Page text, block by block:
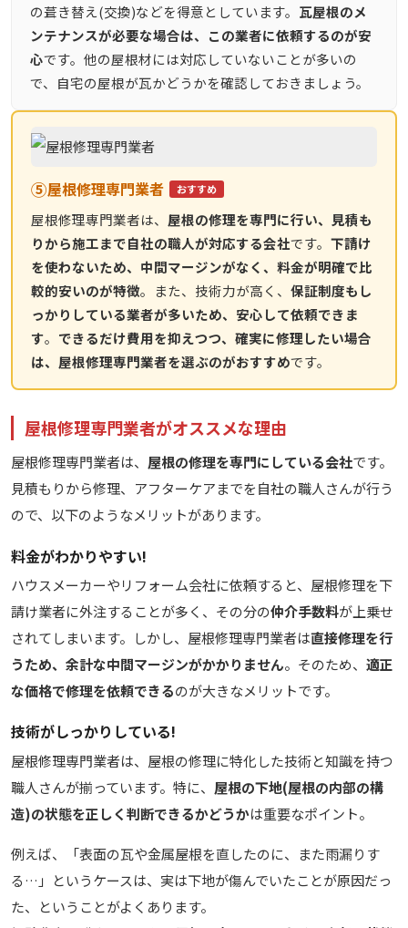
の葺き替え(交換)などを得意としています。 瓦屋根のメ
ンテナンスが必要な場合は、この業者に依頼するのが安
心です。他の屋根材には対応していないことが多いの
で、自宅の屋根が瓦かどうかを確認しておきましょう。
⑤屋根修理専門業者 おすすめ
屋根修理専門業者は、 屋根の修理を専門に行い、見積も
りから施工まで自社の職人が対応する会社です。 下請け
を使わないため、中間マージンがなく、料金が明確で比
較的安いのが特徴。また、技術力が高く、 保証制度もし
っかりしている業者が多いため、安心して依頼できま
す。 できるだけ費用を抑えつつ、確実に修理したい場合
は、屋根修理専門業者を選ぶのがおすすめです。
屋根修理専門業者がオススメな理由
屋根修理専門業者は、 屋根の修理を専門にしている会社です。
見積もりから修理、アフターケアまでを自社の職人さんが行う
ので、以下のようなメリットがあります。
料金がわかりやすい!
ハウスメーカーやリフォーム会社に依頼すると、屋根修理を下
請け業者に外注することが多く、その分の仲介手数料が上乗せ
されてしまいます。しかし、屋根修理専門業者は直接修理を行
うため、余計な中間マージンがかかりません。そのため、 適正
な価格で修理を依頼できるのが大きなメリットです。
技術がしっかりしている!
屋根修理専門業者は、屋根の修理に特化した技術と知識を持つ
職人さんが揃っています。特に、 屋根の下地(屋根の内部の構
造)の状態を正しく判断できるかどうかは重要なポイント。
例えば、「表面の瓦や金属屋根を直したのに、また雨漏りす
る…」というケースは、実は下地が傷んでいたことが原因だっ
た、ということがよくあります。